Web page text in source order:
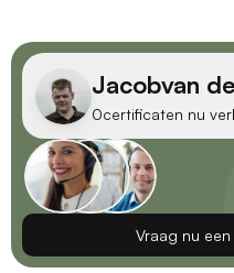
Jacobvan
0certificaten nu
Vraag nu